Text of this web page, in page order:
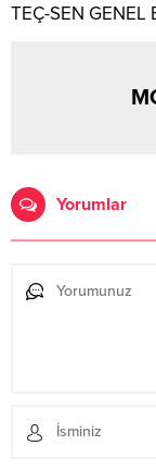
TEÇ-SEN GENEL
Yorumlar